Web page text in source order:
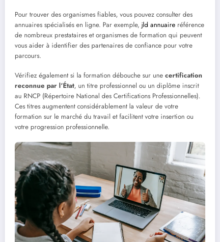
Pour trouver des organismes fiables, vous pouvez consulter des
annuaires spécialisés en ligne. Par exemple, jld annuaire référence
de nombreux prestataires et organismes de formation qui peuvent
vous aider à identifier des partenaires de confiance pour votre
parcours.
Vérifiez également si la formation débouche sur une certification
reconnue par l’État, un titre professionnel ou un diplôme inscrit
au RNCP (Répertoire National des Certifications Professionnelles).
Ces titres augmentent considérablement la valeur de votre
formation sur le marché du travail et facilitent votre insertion ou
votre progression professionnelle.